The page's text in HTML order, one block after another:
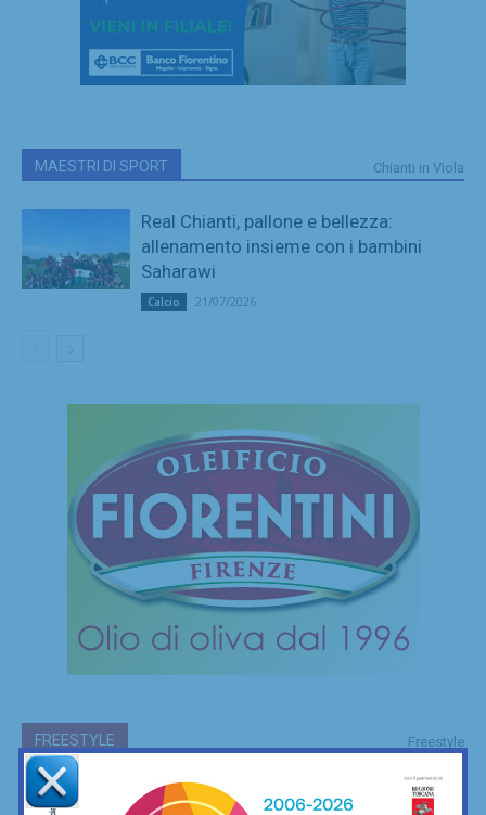
MAESTRI DI SPORT Chianti in Viola
Real Chianti, pallone e bellezza:
allenamento insieme con i bambini
Saharawi
Calcio 21/07/2026
FREESTYLE Freestyle
Le mie camminate mettendo ai piedi… il